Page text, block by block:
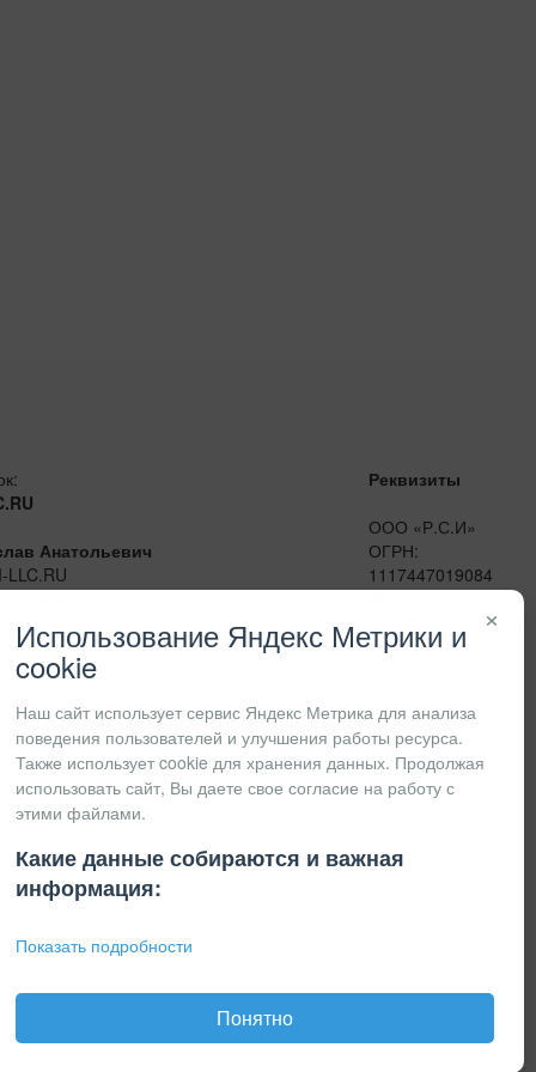
Анатольевич
LLC.RU
Реквизиты
ООО «Р.С.И»
ОГРН:
1117447019084
ИНН:
КПП:
×
Использование Яндекс Метрики и
cookie
Наш сайт использует сервис Яндекс Метрика для анализа
поведения пользователей и улучшения работы ресурса.
Также использует cookie для хранения данных. Продолжая
использовать сайт, Вы даете свое согласие на работу с
этими файлами.
Какие данные собираются и важная
информация:
Показать подробности
Понятно